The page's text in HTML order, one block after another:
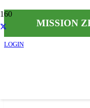
LOGIN
MISSION